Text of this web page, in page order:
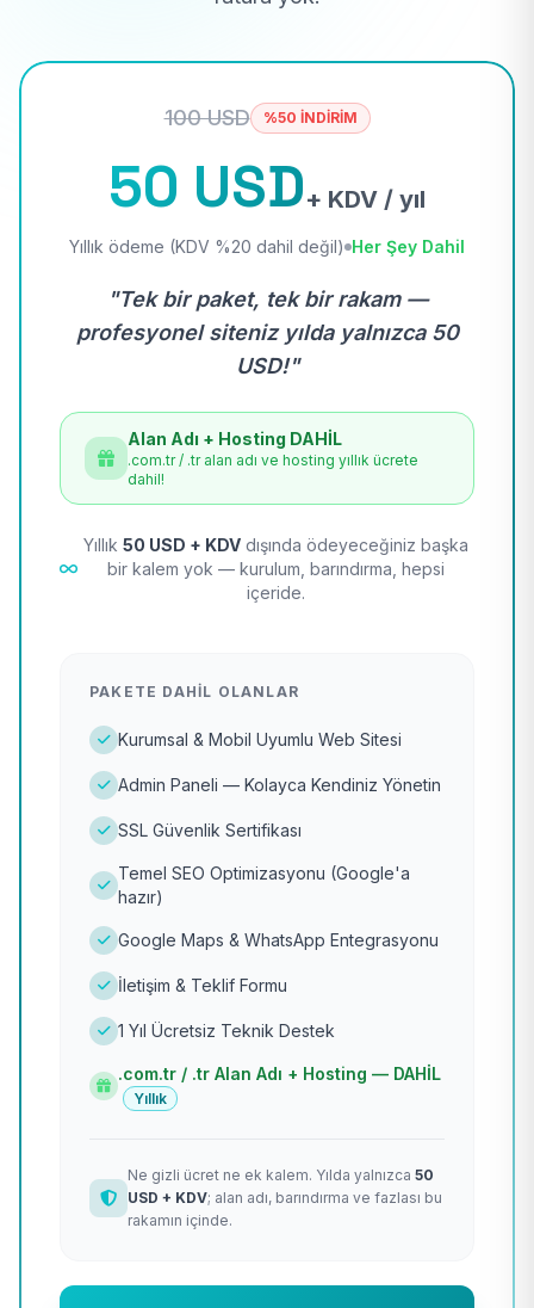
100 USD %50 İNDİRİM
50 USD+ KDV / yıl
Yıllık ödeme (KDV %20 dahil değil) Her Şey Dahil
"Tek bir paket, tek bir rakam —
profesyonel siteniz yılda yalnızca 50
USD!"
Alan Adı + Hosting DAHİL
.com.tr / .tr alan adı ve hosting yıllık ücrete
dahil!
Yıllık 50 USD + KDV dışında ödeyeceğiniz başka
bir kalem yok — kurulum, barındırma, hepsi
içeride.
PAKETE DAHIL OLANLAR
Kurumsal & Mobil Uyumlu Web Sitesi
Admin Paneli — Kolayca Kendiniz Yönetin
SSL Güvenlik Sertifikası
Temel SEO Optimizasyonu (Google'a
hazır)
Google Maps & WhatsApp Entegrasyonu
İletişim & Teklif Formu
1 Yıl Ücretsiz Teknik Destek
.com.tr / .tr Alan Adı + Hosting — DAHİL
Yıllık
Ne gizli ücret ne ek kalem. Yılda yalnızca 50
USD + KDV; alan adı, barındırma ve fazlası bu
rakamın içinde.